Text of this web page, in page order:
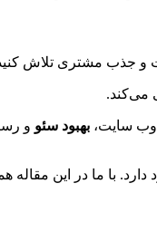
و جذب مشتری تلاش
می‌کند.
وب سایت، بهبود سئو و
ما در این مقاله